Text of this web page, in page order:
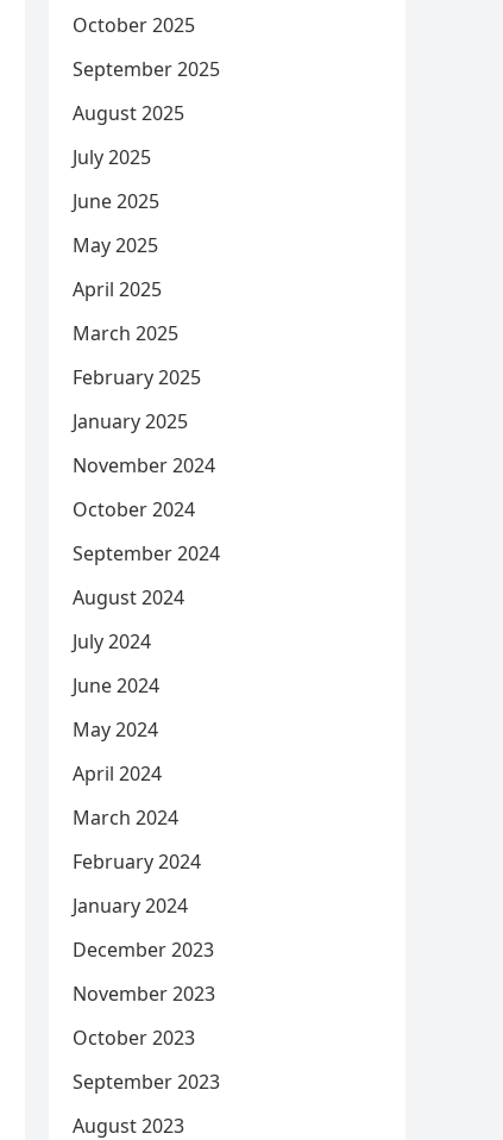
October 2025
September 2025
August 2025
July 2025
June 2025
May 2025
April 2025
March 2025
February 2025
January 2025
November 2024
October 2024
September 2024
August 2024
July 2024
June 2024
May 2024
April 2024
March 2024
February 2024
January 2024
December 2023
November 2023
October 2023
September 2023
August 2023